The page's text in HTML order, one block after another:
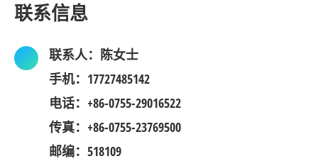
联系信息
联系人：陈女士
手机：17727485142
电话：+86-0755-29016522
传真：+86-0755-23769500
邮编：518109